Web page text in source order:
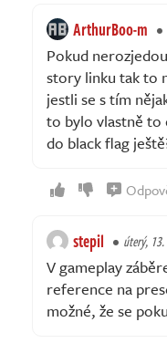
ArthurBoo-m
Pokud
story linku tak to
jestli se s tím
to bylo vlastně to
do black flag
stepil úterý,
V gameplay
reference na
možné, že se